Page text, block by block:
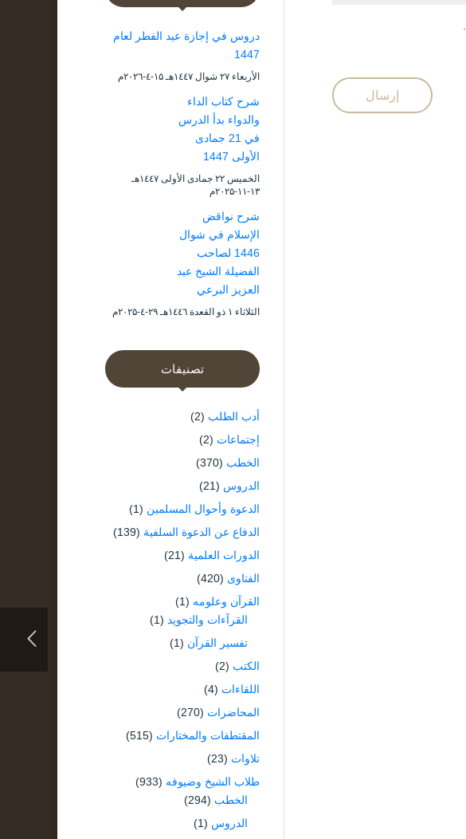
دروس في إجازة عيد الفطر لعام
1447
الأربعاء ۲۷ شوال ۱٤٤۷هـ ۱۵-٤-۲۰۲٦م
شرح كتاب الداء
والدواء بدأ الدرس
في 21 جمادى
الأولى 1447
الخميس ۲۲ جمادى الأولى ۱٤٤۷هـ
۱۳-۱۱-۲۰۲۵م
شرح نواقض
الإسلام في شوال
1446 لصاحب
الفضيلة الشيخ عبد
العزيز البرعي
الثلاثاء ۱ ذو القعدة ۱٤٤٦هـ ۲۹-٤-۲۰۲۵م
تصنيفات
أدب الطلب (2)
إجتماعات (2)
الخطب (370)
الدروس (21)
الدعوة وأحوال المسلمين (1)
الدفاع عن الدعوة السلفية (139)
الدورات العلمية (21)
الفتاوى (420)
القرآن وعلومه (1)
القرآءات والتجويد (1)
تفسير القرآن (1)
الكتب (2)
اللقاءات (4)
المحاضرات (270)
المقتطفات والمختارات (515)
تلاوات (23)
طلاب الشيخ وضيوفه (933)
الخطب (294)
الدروس (1)